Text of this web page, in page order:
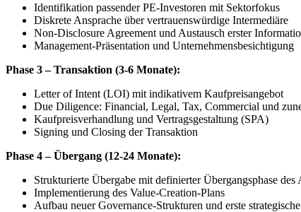
Identifikation passender PE-Investoren mit Sektorfokus
Diskrete Ansprache über vertrauenswürdige Intermediäre
Non-Disclosure Agreement und Austausch erster
Management-Präsentation und Unternehmensbesichtigung
Phase 3 – Transaktion (3-6 Monate):
Letter of Intent (LOI) mit indikativem Kaufpreisangebot
Due Diligence: Financial, Legal, Tax, Commercial und
Kaufpreisverhandlung und Vertragsgestaltung (SPA)
Signing und Closing der Transaktion
Phase 4 – Übergang (12-24 Monate):
Strukturierte Übergabe mit definierter Übergangsphase des
Implementierung des Value-Creation-Plans
Aufbau neuer Governance-Strukturen und erste